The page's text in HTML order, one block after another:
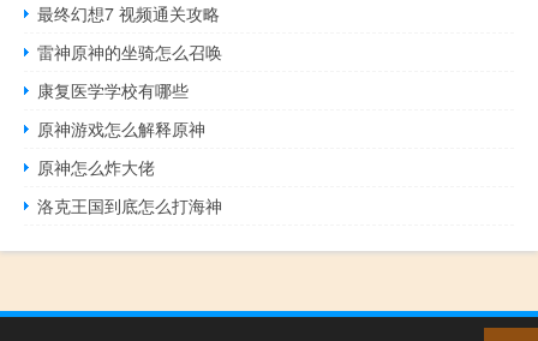
最终幻想7 视频通关攻略
雷神原神的坐骑怎么召唤
康复医学学校有哪些
原神游戏怎么解释原神
原神怎么炸大佬
洛克王国到底怎么打海神